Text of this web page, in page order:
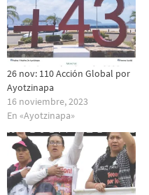
26 nov: 110 Acción Global por
Ayotzinapa
16 noviembre, 2023
En «Ayotzinapa»